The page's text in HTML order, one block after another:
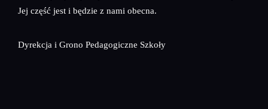
Jej część jest i będzie z nami obecna.
Dyrekcja i Grono Pedagogiczne Szkoły